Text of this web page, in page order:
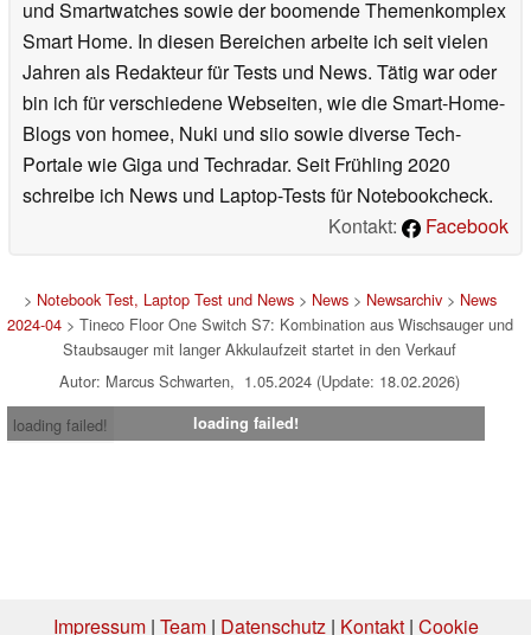
und Smartwatches sowie der boomende Themenkomplex
Smart Home. In diesen Bereichen arbeite ich seit vielen
Jahren als Redakteur für Tests und News. Tätig war oder
bin ich für verschiedene Webseiten, wie die Smart-Home-
Blogs von homee, Nuki und siio sowie diverse Tech-
Portale wie Giga und Techradar. Seit Frühling 2020
schreibe ich News und Laptop-Tests für Notebookcheck.
Kontakt:
Facebook
> Notebook Test, Laptop Test und News> News> Newsarchiv> News
2024-04> Tineco Floor One Switch S7: Kombination aus Wischsauger und
Staubsauger mit langer Akkulaufzeit startet in den Verkauf
Autor: Marcus Schwarten, 1.05.2024 (Update: 18.02.2026)
loading failed!
loading failed!
Impressum| Team| Datenschutz| Kontakt| Cookie